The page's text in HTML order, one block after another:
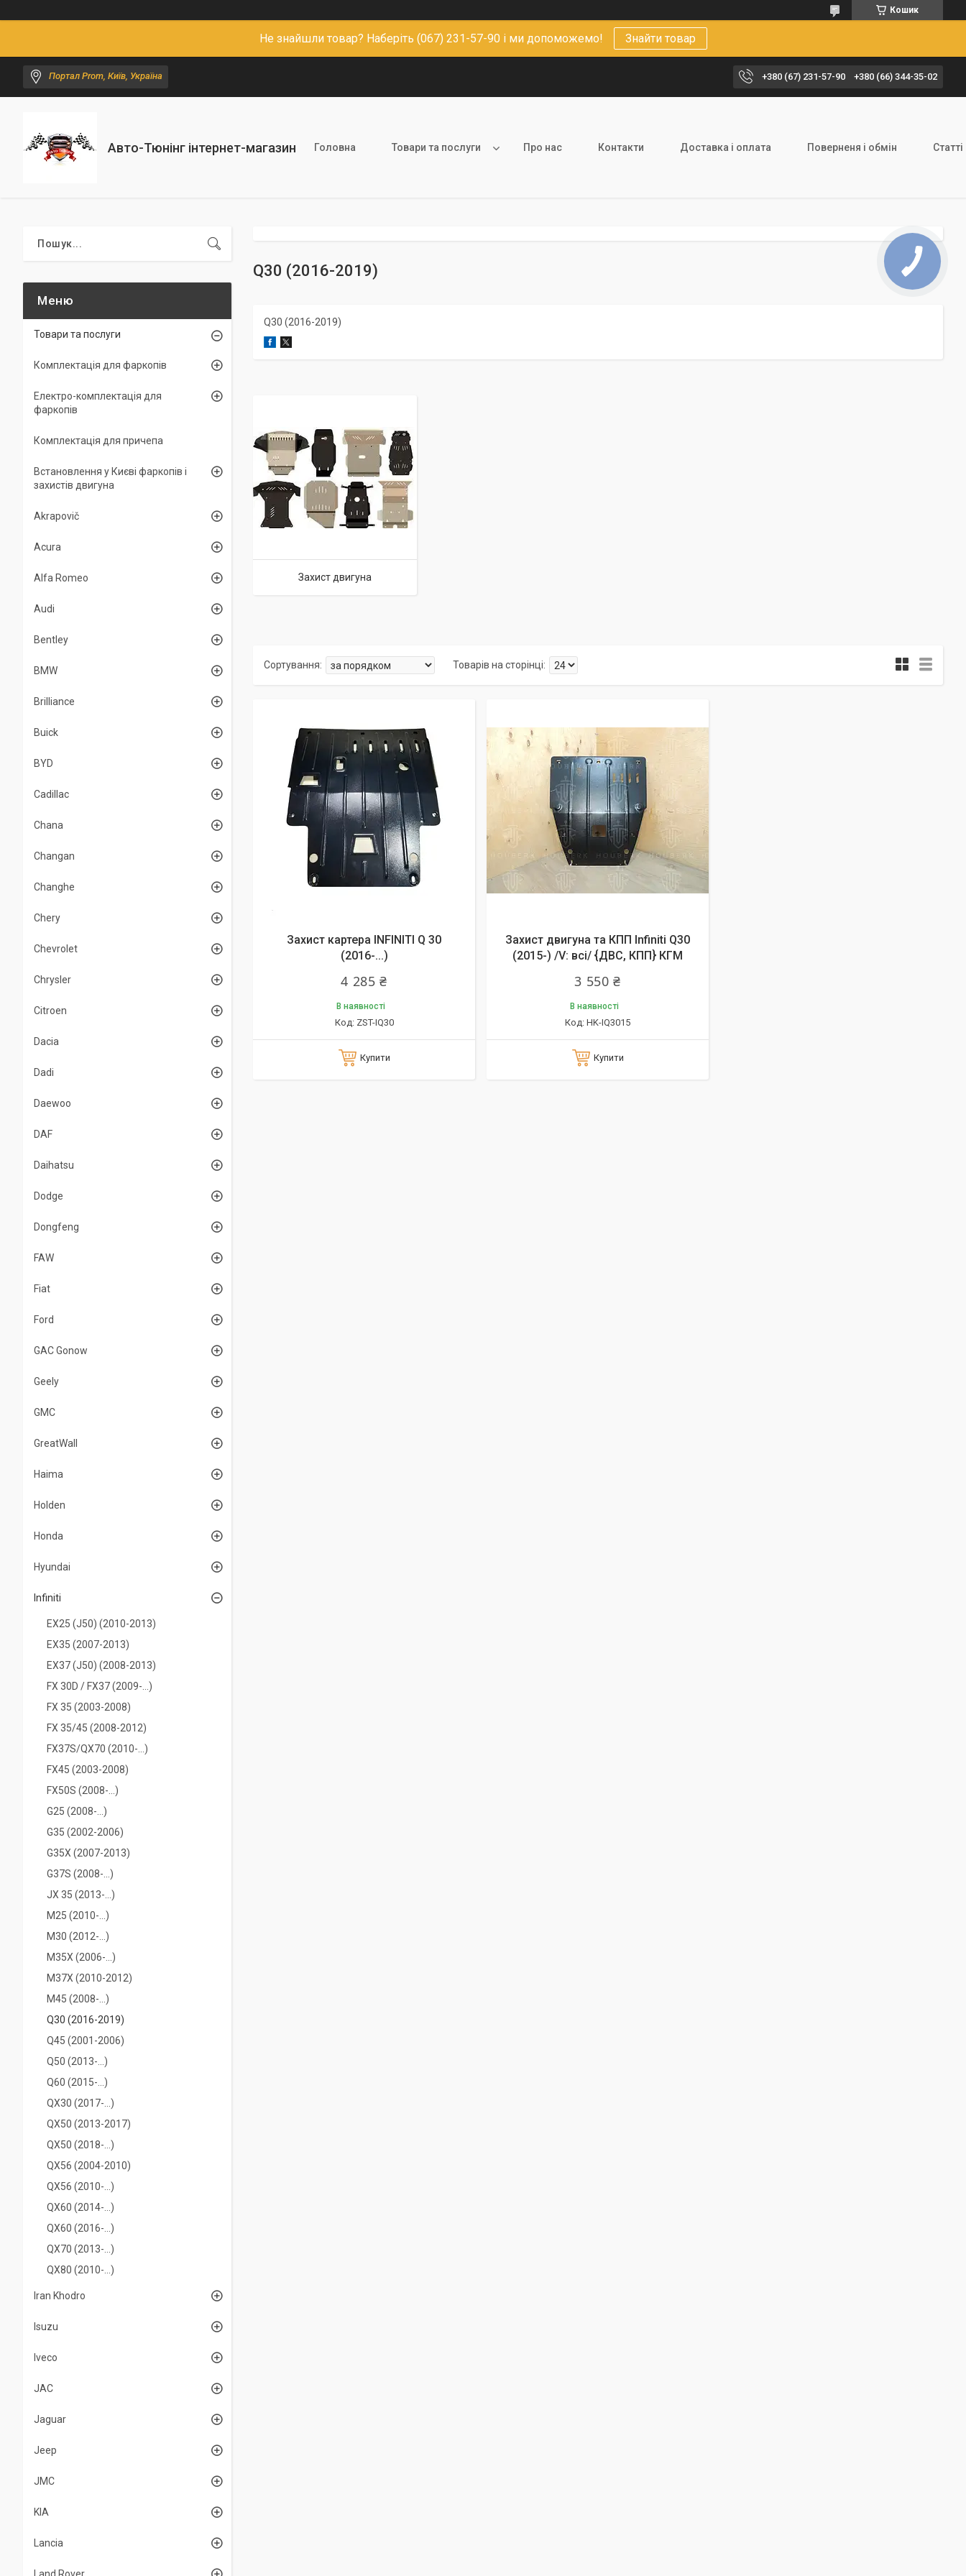
Кошик
Не знайшли товар? Наберіть (067) 231-57-90 і ми допоможемо! Знайти товар
Портал Prom, Київ, Україна +380 (67) 231-57-90 +380 (66) 344-35-02
Авто-Тюнінг інтернет-магазин Головна Товари та послуги Про нас Контакти Доставка і оплата Поверненя і обмін Статті
Q30 (2016-2019)
Q30 (2016-2019)
Захист двигуна
Захист картера INFINITI Q 30
(2016-...)
4 285 ₴
В наявності
ZST-IQ30
Купити
Захист двигуна та КПП Infiniti Q30
(2015-) /V: всі/ {ДВС, КПП} КГМ
3 550 ₴
В наявності
HK-IQ3015
Купити
Товари та послуги
Комплектація для фаркопів
Електро-комплектація для
фаркопів
Комплектація для причепа
Встановлення у Києві фаркопів і
захистів двигуна
Akrapovič
Acura
Alfa Romeo
Audi
Bentley
BMW
Brilliance
Buick
BYD
Cadillac
Chana
Changan
Changhe
Chery
Chevrolet
Chrysler
Citroen
Dacia
Dadi
Daewoo
DAF
Daihatsu
Dodge
Dongfeng
FAW
Fiat
Ford
GAC Gonow
Geely
GMC
GreatWall
Haima
Holden
Honda
Hyundai
Infiniti
EX25 (J50) (2010-2013)
ЕX35 (2007-2013)
EX37 (J50) (2008-2013)
FX 30D / FX37 (2009-...)
FX 35 (2003-2008)
FX 35/45 (2008-2012)
FX37S/QX70 (2010-...)
FX45 (2003-2008)
FX50S (2008-...)
G25 (2008-...)
G35 (2002-2006)
G35X (2007-2013)
G37S (2008-...)
JX 35 (2013-...)
M25 (2010-...)
M30 (2012-...)
M35X (2006-...)
M37X (2010-2012)
M45 (2008-...)
Q30 (2016-2019)
Q45 (2001-2006)
Q50 (2013-...)
Q60 (2015-...)
QX30 (2017-...)
QX50 (2013-2017)
QX50 (2018-...)
QX56 (2004-2010)
QX56 (2010-...)
QX60 (2014-…)
QX60 (2016-...)
QX70 (2013-...)
QX80 (2010-...)
Iran Khodro
Isuzu
Iveco
JAC
Jaguar
Jeep
JMC
KIA
Lancia